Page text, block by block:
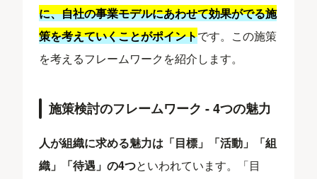
に、自社の事業モデルにあわせて効果がでる施
策を考えていくことがポイントです。この施策
を考えるフレームワークを紹介します。
施策検討のフレームワーク - 4つの魅力
人が組織に求める魅力は「目標」「活動」「組
織」「待遇」の4つといわれています。「目